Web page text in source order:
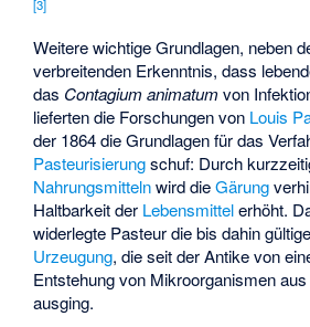
[3]
Weitere wichtige Grundlagen, neben
verbreitenden Erkenntnis, dass
das Contagium animatum von
lieferten die Forschungen von Louis
der 1864 die Grundlagen für das
Pasteurisierungschuf: Durch
Nahrungsmittelnwird dieGärung
Haltbarkeit der Lebensmittelerhöht.
widerlegte Pasteur die bis dahin
Urzeugung, die seit der Antike von
Entstehung von Mikroorganismen
ausging.